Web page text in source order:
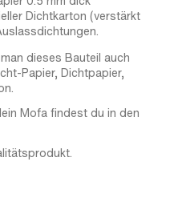
Dichtkarton (verstärkt
dieses Bauteil auch
Papier, Dichtpapier,
Mofa findest du in den